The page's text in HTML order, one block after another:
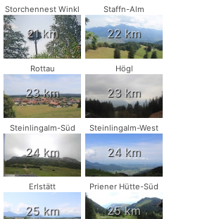
Storchennest Winkl
21 km
Staffn-Alm
22 km
Rottau
23 km
Högl
23 km
Steinlingalm-Süd
24 km
Steinlingalm-West
24 km
Erlstätt
25 km
Priener Hütte-Süd
25 km